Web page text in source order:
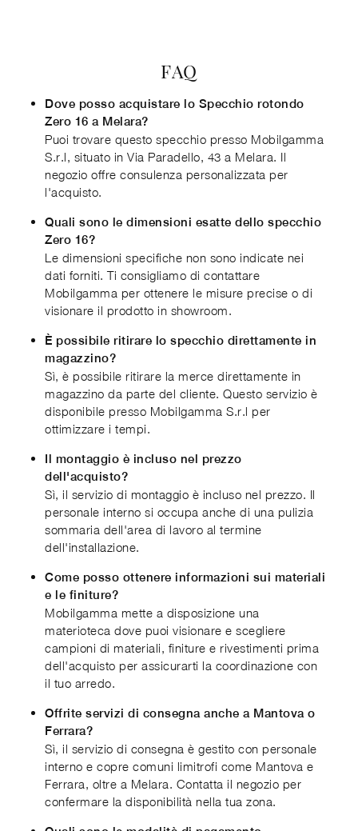
FAQ
Dove posso acquistare lo Specchio rotondo
Zero 16 a Melara?
Puoi trovare questo specchio presso Mobilgamma
S.r.l, situato in Via Paradello, 43 a Melara. Il
negozio offre consulenza personalizzata per
l'acquisto.
Quali sono le dimensioni esatte dello specchio
Zero 16?
Le dimensioni specifiche non sono indicate nei
dati forniti. Ti consigliamo di contattare
Mobilgamma per ottenere le misure precise o di
visionare il prodotto in showroom.
È possibile ritirare lo specchio direttamente in
magazzino?
Sì, è possibile ritirare la merce direttamente in
magazzino da parte del cliente. Questo servizio è
disponibile presso Mobilgamma S.r.l per
ottimizzare i tempi.
Il montaggio è incluso nel prezzo
dell'acquisto?
Sì, il servizio di montaggio è incluso nel prezzo. Il
personale interno si occupa anche di una pulizia
sommaria dell'area di lavoro al termine
dell'installazione.
Come posso ottenere informazioni sui materiali
e le finiture?
Mobilgamma mette a disposizione una
materioteca dove puoi visionare e scegliere
campioni di materiali, finiture e rivestimenti prima
dell'acquisto per assicurarti la coordinazione con
il tuo arredo.
Offrite servizi di consegna anche a Mantova o
Ferrara?
Sì, il servizio di consegna è gestito con personale
interno e copre comuni limitrofi come Mantova e
Ferrara, oltre a Melara. Contatta il negozio per
confermare la disponibilità nella tua zona.